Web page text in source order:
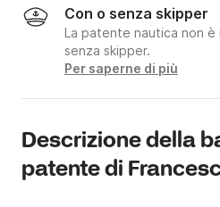
Con o senza skipper
La patente nautica non è
senza skipper.
Per saperne di più
Descrizione della
patente di